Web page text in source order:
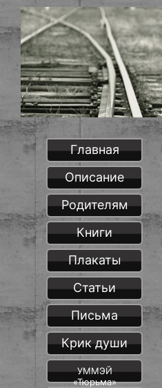
Главная
Описание
Родителям
Книги
Плакаты
Статьи
Письма
Крик души
УММЭЙ
«Тюрьма»